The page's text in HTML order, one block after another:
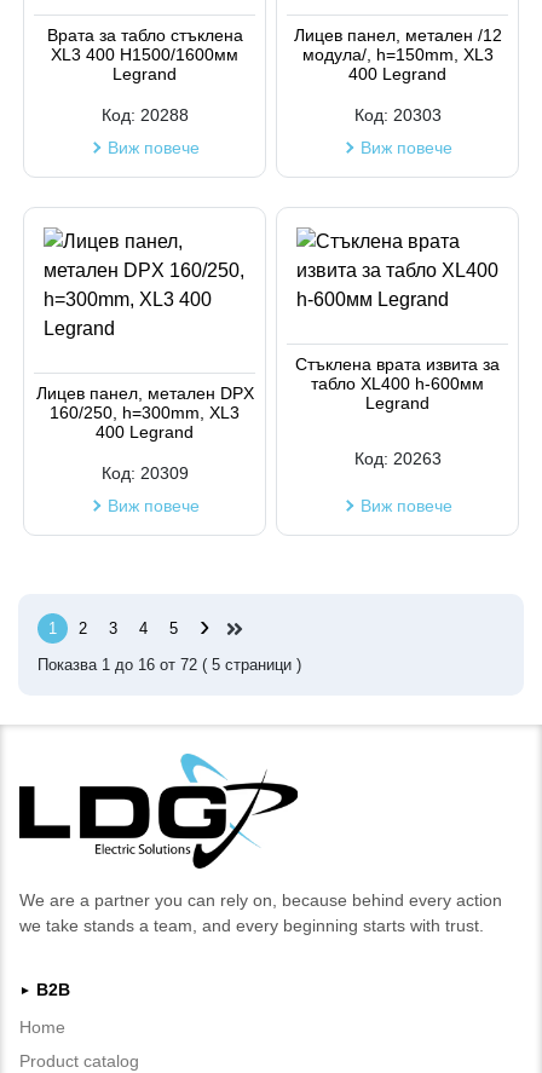
Врата за табло стъклена
XL3 400 H1500/1600мм
Legrand
Код: 20288
Виж повече
Лицев панел, метален /12
модула/, h=150mm, XL3
400 Legrand
Код: 20303
Виж повече
Лицев панел, метален DPX
160/250, h=300mm, XL3
400 Legrand
Код: 20309
Виж повече
Стъклена врата извита за
табло XL400 h-600мм
Legrand
Код: 20263
Виж повече
1 2 3 4 5 ›
Показва 1 до 16 от 72 ( 5 страници )
We are a partner you can rely on, because behind every action
we take stands a team, and every beginning starts with trust.
►
B2B
Home
Product catalog